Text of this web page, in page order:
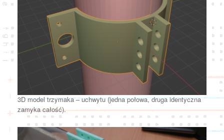
3D model trzymaka – uchwytu (jedna połowa, druga identyczna
zamyka całość).